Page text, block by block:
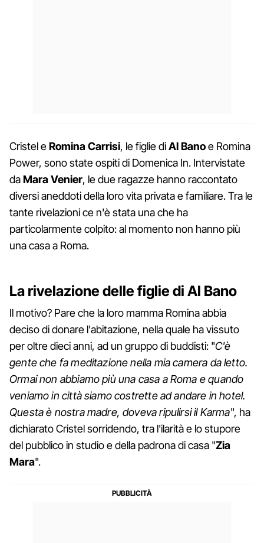
Cristel eRomina Carrisi, le figlie diAl Banoe Romina
Power, sono state ospiti di Domenica In. Intervistate
daMara Venier, le due ragazze hanno raccontato
diversi aneddoti della loro vita privata e familiare. Tra le
tante rivelazioni ce n'è stata una che ha
particolarmente colpito: al momento non hanno più
una casa a Roma.
La rivelazione delle figlie di Al Bano
Il motivo? Pare che la loro mamma Romina abbia
deciso di donare l'abitazione, nella quale ha vissuto
per oltre dieci anni, ad un gruppo di buddisti: "C'è
gente che fa meditazione nella mia camera da letto.
Ormai non abbiamo più una casa a Roma e quando
veniamo in città siamo costrette ad andare in hotel.
Questa è nostra madre, doveva ripulirsi il Karma", ha
dichiarato Cristel sorridendo, tra l'ilarità e lo stupore
del pubblico in studio e della padrona di casa "Zia
Mara".